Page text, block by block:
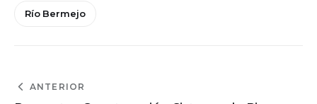
Río Bermejo
ANTERIOR